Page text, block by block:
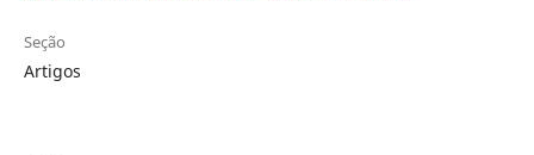
Seção
Artigos